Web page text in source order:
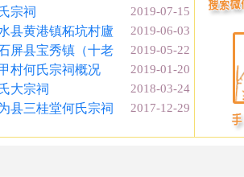
2019-07-15
宗祠
2019-06-03
县黄港镇柘坑村廬
2019-05-22
屏县宝秀镇（十老
2019-01-20
村何氏宗祠概况
2018-03-24
大宗祠
2017-12-29
县三桂堂何氏宗祠